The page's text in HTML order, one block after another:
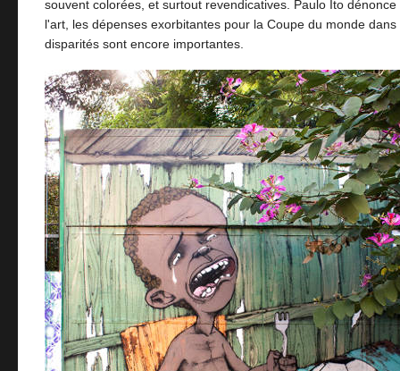
souvent colorées, et surtout revendicatives. Paulo Ito
l'art, les dépenses exorbitantes pour la Coupe du monde
disparités sont encore importantes.